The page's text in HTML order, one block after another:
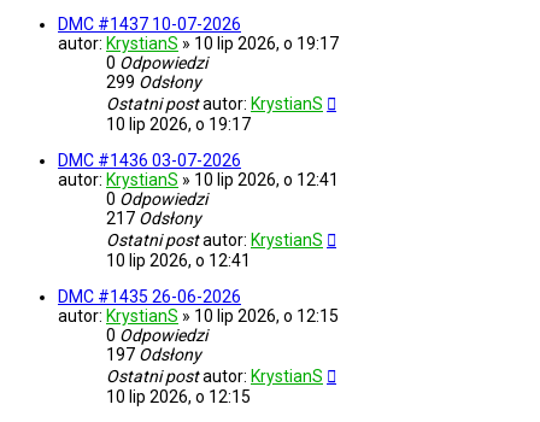
DMC #1437 10-07-2026
autor: KrystianS » 10 lip 2026, o 19:17
0 Odpowiedzi
299 Odsłony
Ostatni postautor: KrystianS
10 lip 2026, o 19:17
DMC #1436 03-07-2026
autor: KrystianS » 10 lip 2026, o 12:41
0 Odpowiedzi
217 Odsłony
Ostatni postautor: KrystianS
10 lip 2026, o 12:41
DMC #1435 26-06-2026
autor: KrystianS » 10 lip 2026, o 12:15
0 Odpowiedzi
197 Odsłony
Ostatni postautor: KrystianS
10 lip 2026, o 12:15